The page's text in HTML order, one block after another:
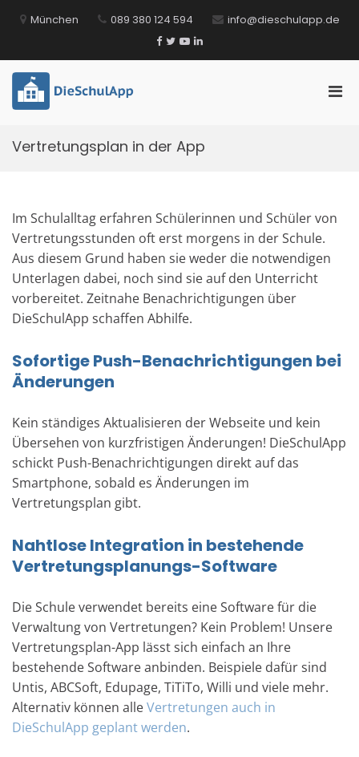
Inhalt München 089 380 124 594 info@dieschulapp.de
Facebook
TwitterYouTube
LinkedIn
Vertretungsplan in der App
Im Schulalltag erfahren Schülerinnen und Schüler von
Vertretungsstunden oft erst morgens in der Schule.
Aus diesem Grund haben sie weder die notwendigen
Unterlagen dabei, noch sind sie auf den Unterricht
vorbereitet. Zeitnahe Benachrichtigungen über
DieSchulApp schaffen Abhilfe.
Sofortige Push-Benachrichtigungen bei
Änderungen
Kein ständiges Aktualisieren der Webseite und kein
Übersehen von kurzfristigen Änderungen! DieSchulApp
schickt Push-Benachrichtigungen direkt auf das
Smartphone, sobald es Änderungen im
Vertretungsplan gibt.
Nahtlose Integration in bestehende
Vertretungsplanungs-Software
Die Schule verwendet bereits eine Software für die
Verwaltung von Vertretungen? Kein Problem! Unsere
Vertretungsplan-App lässt sich einfach an Ihre
bestehende Software anbinden. Beispiele dafür sind
Untis, ABCSoft, Edupage, TiTiTo, Willi und viele mehr.
Alternativ können alleVertretungen auch in
DieSchulApp geplant werden.